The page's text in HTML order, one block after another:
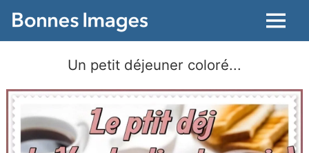
Menu
Un petit déjeuner coloré...